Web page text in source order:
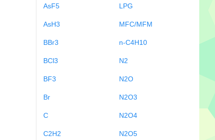
AsF5
AsH3
BBr3
BCl3
BF3
Br
C
C2H2
LPG
MFC/MFM
n-C4H10
N2
N2O
N2O3
N2O4
N2O5